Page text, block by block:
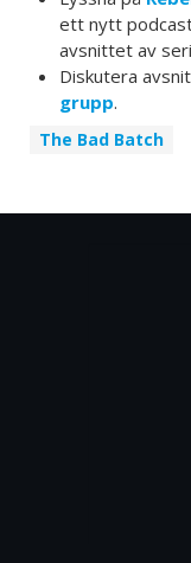
ett nytt
avsnittet av
Diskutera
grupp.
The Bad Batch